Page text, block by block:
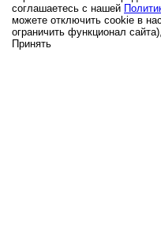
соглашаетесь с нашей
можете отключить cookie в
ограничить функционал
Принять